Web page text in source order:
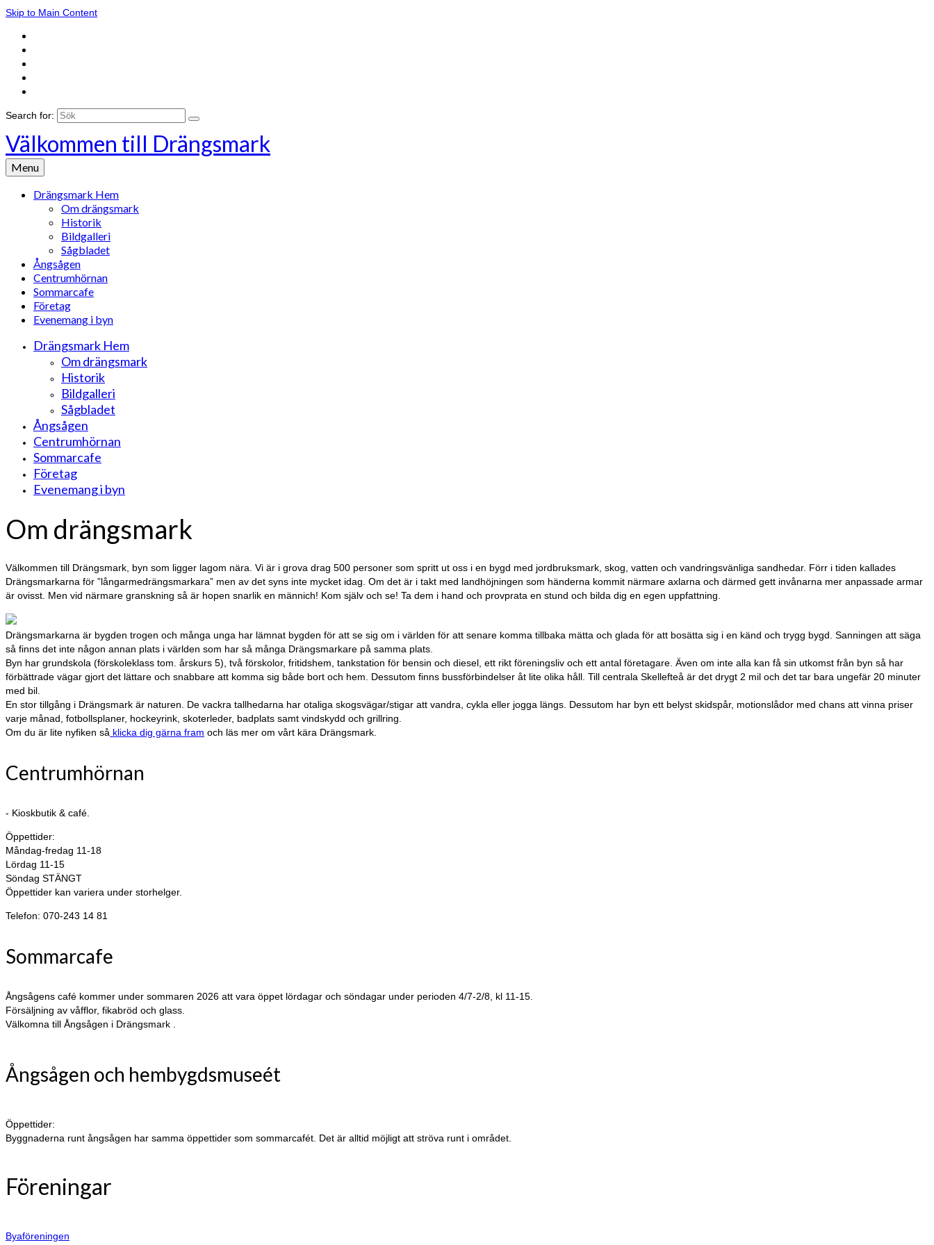
Skip to Main Content
Search for:
Välkommen till Drängsmark
Menu
Drängsmark Hem
Om drängsmark
Historik
Bildgalleri
Sågbladet
Ångsågen
Centrumhörnan
Sommarcafe
Företag
Evenemang i byn
Drängsmark Hem
Om drängsmark
Historik
Bildgalleri
Sågbladet
Ångsågen
Centrumhörnan
Sommarcafe
Företag
Evenemang i byn
Om drängsmark
Välkommen till Drängsmark, byn som ligger lagom nära. Vi är i grova drag 500 personer som spritt ut oss i en bygd med jordbruksmark, skog, vatten och vandringsvänliga sandhedar. Förr i tiden kallades
Drängsmarkarna för ”långarmedrängsmarkara” men av det syns inte mycket idag. Om det är i takt med landhöjningen som händerna kommit närmare axlarna och därmed gett invånarna mer anpassade armar
är ovisst. Men vid närmare granskning så är hopen snarlik en männich! Kom själv och se! Ta dem i hand och provprata en stund och bilda dig en egen uppfattning.
Drängsmarkarna är bygden trogen och många unga har lämnat bygden för att se sig om i världen för att senare komma tillbaka mätta och glada för att bosätta sig i en känd och trygg bygd. Sanningen att säga
så finns det inte någon annan plats i världen som har så många Drängsmarkare på samma plats.
Byn har grundskola (förskoleklass tom. årskurs 5), två förskolor, fritidshem, tankstation för bensin och diesel, ett rikt föreningsliv och ett antal företagare. Även om inte alla kan få sin utkomst från byn så har
förbättrade vägar gjort det lättare och snabbare att komma sig både bort och hem. Dessutom finns bussförbindelser åt lite olika håll. Till centrala Skellefteå är det drygt 2 mil och det tar bara ungefär 20 minuter
med bil.
En stor tillgång i Drängsmark är naturen. De vackra tallhedarna har otaliga skogsvägar/stigar att vandra, cykla eller jogga längs. Dessutom har byn ett belyst skidspår, motionslådor med chans att vinna priser
varje månad, fotbollsplaner, hockeyrink, skoterleder, badplats samt vindskydd och grillring.
Om du är lite nyfiken så klicka dig gärna fram och läs mer om vårt kära Drängsmark.
Centrumhörnan
- Kioskbutik & café.
Öppettider:
Måndag-fredag 11-18
Lördag 11-15
Söndag STÄNGT
Öppettider kan variera under storhelger.
Telefon: 070-243 14 81
Sommarcafe
Ångsågens café kommer under sommaren 2026 att vara öppet lördagar och söndagar under perioden 4/7-2/8, kl 11-15.
Försäljning av våfflor, fikabröd och glass.
Välkomna till Ångsågen i Drängsmark .
Ångsågen och hembygdsmuseét
Öppettider:
Byggnaderna runt ångsågen har samma öppettider som sommarcafét. Det är alltid möjligt att ströva runt i området.
Föreningar
Byaföreningen